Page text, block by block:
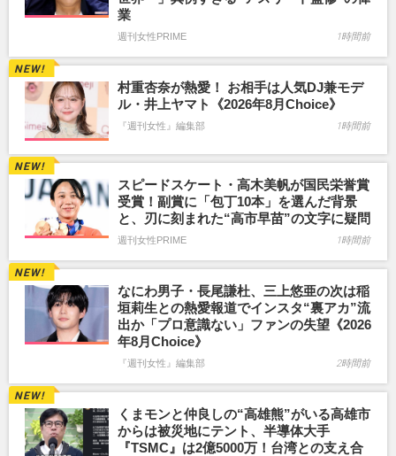
業
週刊女性PRIME 1時間前
村重杏奈が熱愛！ お相手は人気DJ兼モデ
ル・井上ヤマト《2026年8月Choice》
『週刊女性』編集部 1時間前
スピードスケート・高木美帆が国民栄誉賞
受賞！副賞に「包丁10本」を選んだ背景
と、刃に刻まれた“高市早苗”の文字に疑問
週刊女性PRIME 1時間前
なにわ男子・長尾謙杜、三上悠亜の次は稲
垣莉生との熱愛報道でインスタ“裏アカ”流
出か「プロ意識ない」ファンの失望《2026
年8月Choice》
『週刊女性』編集部 2時間前
くまモンと仲良しの“高雄熊”がいる高雄市
からは被災地にテント、半導体大手
『TSMC』は2億5000万！台湾との支え合